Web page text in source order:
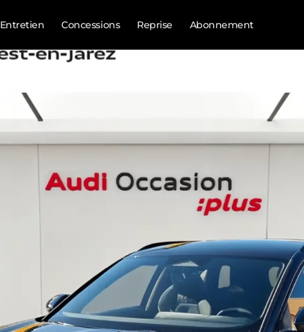
Entretien Concessions Reprise Abonnement